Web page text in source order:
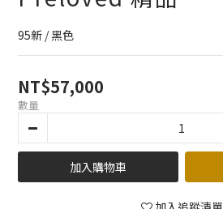
95新 / 黑色
NT$57,000
數量
加入購物車